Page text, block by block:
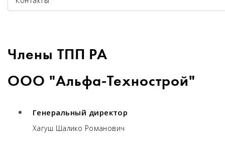
Члены ТПП РА
ООО "Альфа-Технострой"
Генеральный директор
Хагуш Шалико Романович